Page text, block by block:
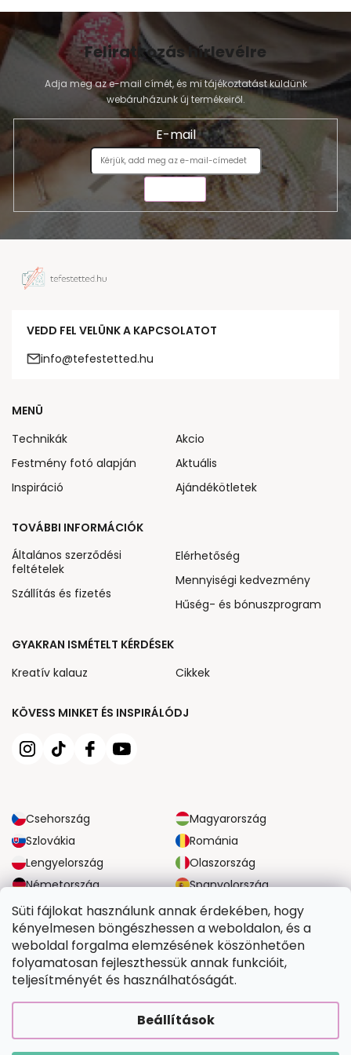
Süti fájlokat használunk annak érdekében, hogy
kényelmesen böngészhessen a weboldalon, és a
weboldal forgalma elemzésének köszönhetően
folyamatosan fejleszthessük annak funkcióit,
teljesítményét és használhatóságát.
Beállítások
Feliratkozás hírlevélre
Adja meg az e-mail címét, és mi tájékoztatást küldünk
webáruházunk új termékeiről.
E-mail
VEDD FEL VELÜNK A KAPCSOLATOT
info@tefestetted.hu
KÖVESS MINKET ÉS INSPIRÁLÓDJ
Csehország
Magyarország
Szlovákia
Románia
Lengyelország
Olaszország
Németország
Spanyolország
Nagy-Britannia
Ausztria
MENÜ
Technikák
Festmény fotó alapján
Inspiráció
Akcio
Aktuális
Ajándékötletek
TOVÁBBI INFORMÁCIÓK
Általános szerződési
feltételek
Szállítás és fizetés
Elérhetőség
Mennyiségi kedvezmény
Hűség- és bónuszprogram
GYAKRAN ISMÉTELT KÉRDÉSEK
Kreatív kalauz
Cikkek
MEGBÍZHATÓ SZÁLLÍTÁSI LEHETŐSÉGEK
BIZTONSÁGOS FIZETÉSI LEHETŐSÉGEK